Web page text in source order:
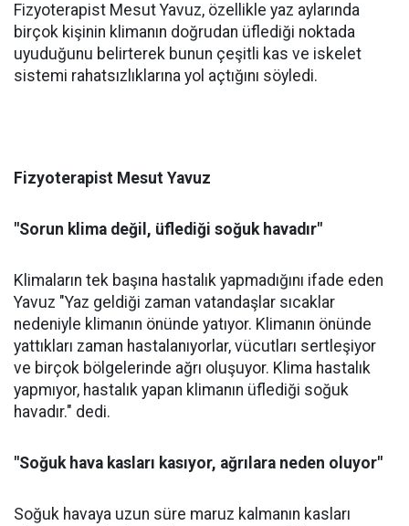
Fizyoterapist Mesut Yavuz, özellikle yaz aylarında
birçok kişinin klimanın doğrudan üflediği noktada
uyuduğunu belirterek bunun çeşitli kas ve iskelet
sistemi rahatsızlıklarına yol açtığını söyledi.
Fizyoterapist Mesut Yavuz
"Sorun klima değil, üflediği soğuk havadır"
Klimaların tek başına hastalık yapmadığını ifade eden
Yavuz "Yaz geldiği zaman vatandaşlar sıcaklar
nedeniyle klimanın önünde yatıyor. Klimanın önünde
yattıkları zaman hastalanıyorlar, vücutları sertleşiyor
ve birçok bölgelerinde ağrı oluşuyor. Klima hastalık
yapmıyor, hastalık yapan klimanın üflediği soğuk
havadır." dedi.
"Soğuk hava kasları kasıyor, ağrılara neden oluyor"
Soğuk havaya uzun süre maruz kalmanın kasları